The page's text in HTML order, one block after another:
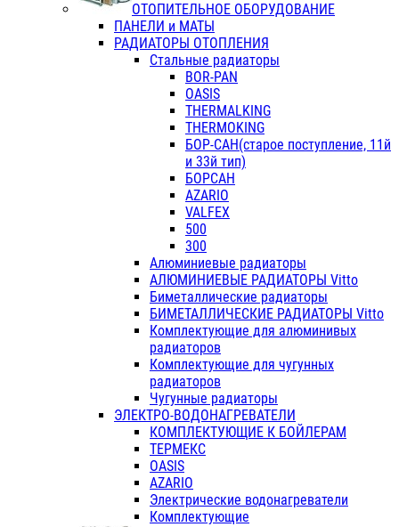
ОТОПИТЕЛЬНОЕ ОБОРУДОВАНИЕ
ПАНЕЛИ и МАТЫ
РАДИАТОРЫ ОТОПЛЕНИЯ
Стальные радиаторы
BOR-PAN
OASIS
THERMALKING
THERMOKING
БОР-САН(старое поступление, 11й
и 33й тип)
БОРСАН
AZARIO
VALFEX
500
300
Алюминиевые радиаторы
АЛЮМИНИЕВЫЕ РАДИАТОРЫ Vitto
Биметаллические радиаторы
БИМЕТАЛЛИЧЕСКИЕ РАДИАТОРЫ Vitto
Комплектующие для алюминивых
радиаторов
Комплектующие для чугунных
радиаторов
Чугунные радиаторы
ЭЛЕКТРО-ВОДОНАГРЕВАТЕЛИ
КОМПЛЕКТУЮЩИЕ К БОЙЛЕРАМ
ТЕРМЕКС
OASIS
AZARIO
Электрические водонагреватели
Комплектующие